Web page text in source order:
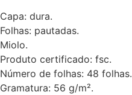
Capa: dura.
Folhas: pautadas.
Miolo.
Produto certificado: fsc.
Número de folhas: 48 folhas.
Gramatura: 56 g/m².